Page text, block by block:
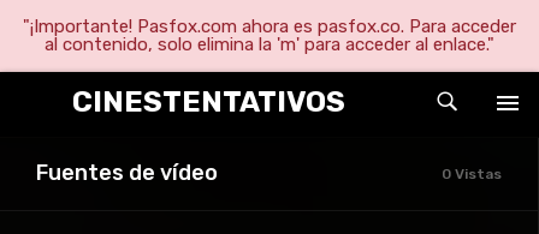
"¡Importante! Pasfox.com ahora es pasfox.co. Para acceder
al contenido, solo elimina la 'm' para acceder al enlace."
CINESTENTATIVOS
Fuentes de vídeo 0 Vistas